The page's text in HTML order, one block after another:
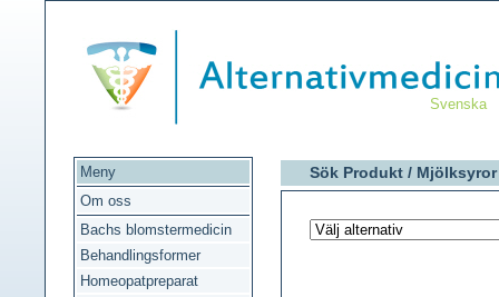
Svenska
Meny
Om oss
Bachs blomstermedicin
Behandlingsformer
Homeopatpreparat
Sök Produkt / Mjölksyror